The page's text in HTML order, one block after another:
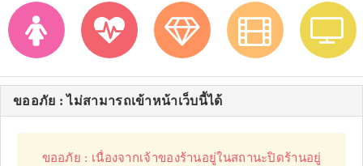
ขออภัย : ไม่สามารถเข้าหน้าเว็บนี้ได้
ขออภัย : เนื่องจากเจ้าของร้านอยู่ในสถานะปิดร้านอยู่